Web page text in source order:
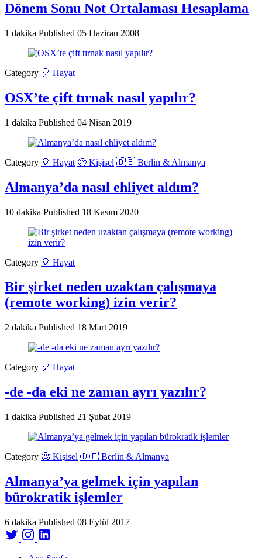
Dönem Sonu Not Ortalaması Hesaplama
1 dakika Published 05 Haziran 2008
Category 🎈 Hayat
OSX’te çift tırnak nasıl yapılır?
1 dakika Published 04 Nisan 2019
Category 🎈 Hayat 🧐 Kişisel 🇩🇪 Berlin & Almanya
Almanya’da nasıl ehliyet aldım?
10 dakika Published 18 Kasım 2020
Category 🎈 Hayat
Bir şirket neden uzaktan çalışmaya
(remote working) izin verir?
2 dakika Published 18 Mart 2019
Category 🎈 Hayat
-de -da eki ne zaman ayrı yazılır?
1 dakika Published 21 Şubat 2019
Category 🧐 Kişisel 🇩🇪 Berlin & Almanya
Almanya’ya gelmek için yapılan
bürokratik işlemler
6 dakika Published 08 Eylül 2017